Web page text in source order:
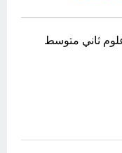
ثاني متوسط